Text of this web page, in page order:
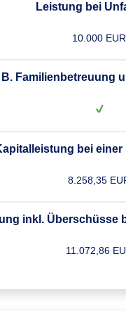
Leistung bei
10.000 EUR
Familienbetreuung
bei
8.258,35
inkl. Überschüsse
11.072,86